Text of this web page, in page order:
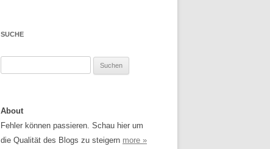
SUCHE
About
Fehler können passieren. Schau hier um
die Qualität des Blogs zu steigern more »